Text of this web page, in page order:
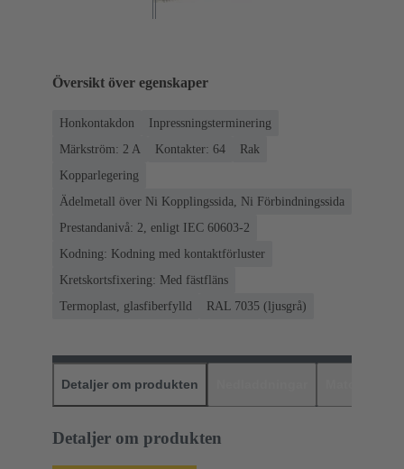
Översikt över egenskaper
Honkontakdon
Inpressningsterminering
Märkström: ‌2 A
Kontakter: 64
Rak
Kopparlegering
Ädelmetall över Ni Kopplingssida, Ni Förbindningssida
Prestandanivå: 2, enligt IEC 60603-2
Kodning: Kodning med kontaktförluster
Kretskortsfixering: Med fästfläns
Termoplast, glasfiberfylld
RAL 7035 (ljusgrå)
Detaljer om produkten
Detaljer om produkten